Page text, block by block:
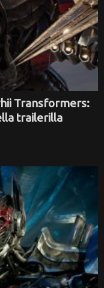
Transformers:
trailerilla